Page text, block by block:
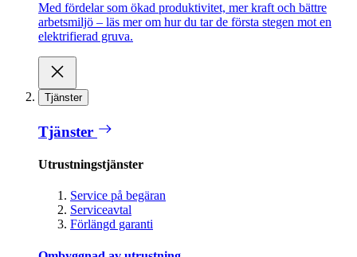
Med fördelar som ökad produktivitet, mer kraft och bättre
arbetsmiljö – läs mer om hur du tar de första stegen mot en
elektrifierad gruva.
Tjänster
Tjänster
Utrustningstjänster
Service på begäran
Serviceavtal
Förlängd garanti